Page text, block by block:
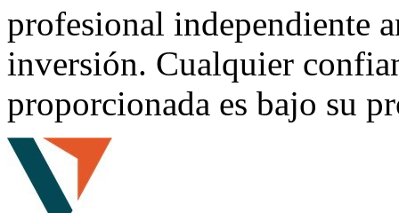
profesional independiente
inversión. Cualquier
proporcionada es bajo su